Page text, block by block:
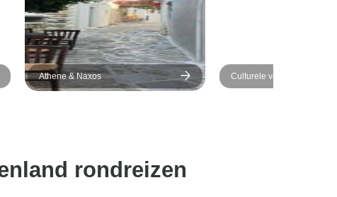
Athene & Naxos
Culturele verkenning van
eilandhoppen van
rondreizen